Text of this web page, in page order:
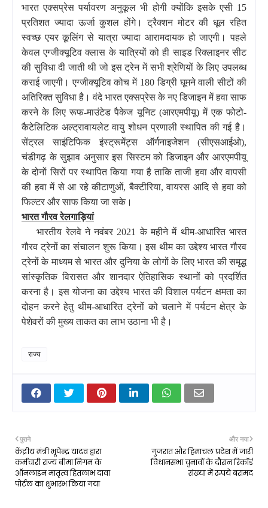
भारत एक्सप्रेस पर्यावरण अनुकूल भी होगी क्योंकि इसके एसी 15
प्रतिशत ज्यादा ऊर्जा कुशल होंगे। ट्रैक्शन मोटर की धूल रहित
स्वच्छ एयर कूलिंग से यात्रा ज्यादा आरामदायक हो जाएगी। पहले
केवल एग्जीक्यूटिव क्लास के यात्रियों को ही साइड रिक्लाइनर सीट
की सुविधा दी जाती थी जो इस ट्रेन में सभी श्रेणियों के लिए उपलब्ध
कराई जाएगी। एग्जीक्यूटिव कोच में 180 डिग्री घूमने वाली सीटों की
अतिरिक्त सुविधा है। वंदे भारत एक्सप्रेस के नए डिजाइन में हवा साफ
करने के लिए रूफ-माउंटेड पैकेज यूनिट (आरएमपीयू) में एक फोटो-
कैटेलिटिक अल्ट्रावायलेट वायु शोधन प्रणाली स्थापित की गई है।
सेंट्रल साइंटिफिक इंस्ट्रूमेंट्स ऑर्गनाइजेशन (सीएसआईओ),
चंडीगढ़ के सुझाव अनुसार इस सिस्टम को डिजाइन और आरएमपीयू
के दोनों सिरों पर स्थापित किया गया है ताकि ताजी हवा और वापसी
की हवा में से आ रहे कीटाणुओं, बैक्टीरिया, वायरस आदि से हवा को
फिल्टर और साफ किया जा सके।
भारत गौरव रेलगाड़ियां
भारतीय रेलवे ने नवंबर 2021 के महीने में थीम-आधारित भारत
गौरव ट्रेनों का संचालन शुरू किया। इस थीम का उद्देश्य भारत गौरव
ट्रेनों के माध्यम से भारत और दुनिया के लोगों के लिए भारत की समृद्ध
सांस्कृतिक विरासत और शानदार ऐतिहासिक स्थानों को प्रदर्शित
करना है। इस योजना का उद्देश्य भारत की विशाल पर्यटन क्षमता का
दोहन करने हेतु थीम-आधारित ट्रेनों को चलाने में पर्यटन क्षेत्र के
पेशेवरों की मुख्य ताकत का लाभ उठाना भी है।
राज्य
और नया
गुजरात और हिमाचल प्रदेश में जारी
विधानसभा चुनावों के दौरान रिकॉर्ड
संख्या में रुपये बरामद
पुराने
केंद्रीय मंत्री भूपेन्द्र यादव द्वारा
कर्मचारी राज्य बीमा निगम के
ऑनलाइन मातृत्व हितलाभ दावा
पोर्टल का शुभारंभ किया गया